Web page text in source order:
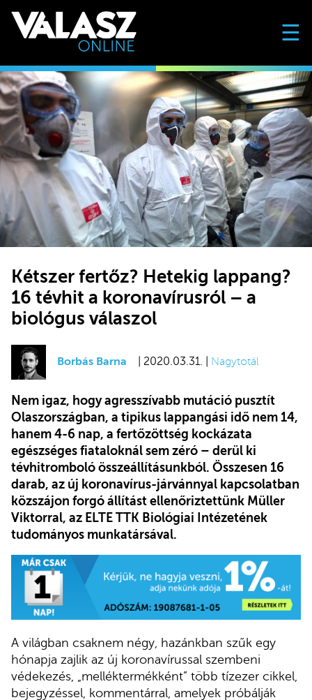
☰
Kétszer fertőz? Hetekig lappang?
16 tévhit a koronavírusról – a
biológus válaszol
Borbás Barna | 2020.03.31. | Nagytotál
Nem igaz, hogy agresszívabb mutáció pusztít
Olaszországban, a tipikus lappangási idő nem 14,
hanem 4-6 nap, a fertőzöttség kockázata
egészséges fiataloknál sem zéró – derül ki
tévhitromboló összeállításunkból. Összesen 16
darab, az új koronavírus-járvánnyal kapcsolatban
közszájon forgó állítást ellenőriztettünk Müller
Viktorral, az ELTE TTK Biológiai Intézetének
tudományos munkatársával.
A világban csaknem négy, hazánkban szűk egy
hónapja zajlik az új koronavírussal szembeni
védekezés, „melléktermékként” több tízezer cikkel,
bejegyzéssel, kommentárral, amelyek próbálják